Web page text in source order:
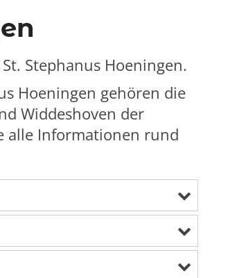
Stephanus Hoeningen.
Hoeningen gehören die
Widdeshoven der
alle Informationen rund